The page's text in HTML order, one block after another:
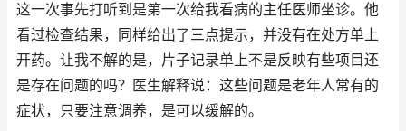
这一次事先打听到是第一次给我看病的主任医师坐诊。他
看过检查结果，同样给出了三点提示，并没有在处方单上
开药。让我不解的是，片子记录单上不是反映有些项目还
是存在问题的吗？医生解释说：这些问题是老年人常有的
症状，只要注意调养，是可以缓解的。